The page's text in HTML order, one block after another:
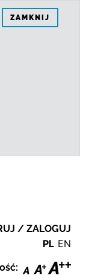
ZAMKNIJ
/ ZALOGUJ
PL EN